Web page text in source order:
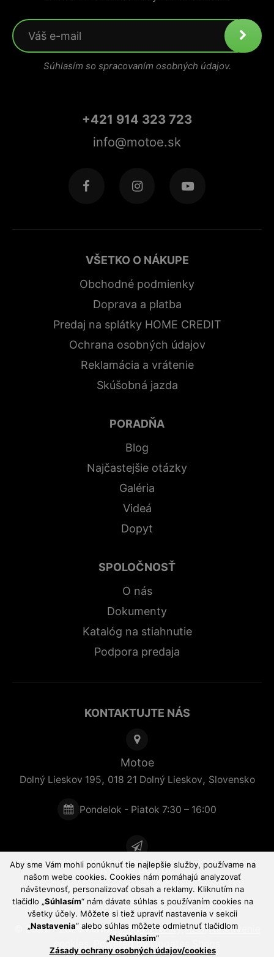
Súhlasím so spracovaním osobných údajov.
+421 914 323 723
info@motoe.sk
VŠETKO O NÁKUPE
Obchodné podmienky
Doprava a platba
Predaj na splátky HOME CREDIT
Ochrana osobných údajov
Reklamácia a vrátenie
Skúšobná jazda
PORADŇA
Blog
Najčastejšie otázky
Galéria
Videá
Dopyt
SPOLOČNOSŤ
O nás
Dokumenty
Katalóg na stiahnutie
Podpora predaja
KONTAKTUJTE NÁS
Motoe
Dolný Lieskov 195, 018 21 Dolný Lieskov, Slovensko
Pondelok - Piatok 7:30 – 16:00
Rýchla pomoc
© 2022 - 2026 Motoe,mapa stránky,RSS ,Nastavenie
Powered by Upgates Shops
Aby sme Vám mohli ponúknuť tie najlepšie služby, používame na
našom webe cookies. Cookies nám pomáhajú analyzovať
návštevnosť, personalizovať obsah a reklamy. Kliknutím na
tlačidlo „Súhlasím“ nám dávate súhlas s používaním cookies na
všetky účely. Môžete si tiež upraviť nastavenia v sekcii
„Nastavenia“ alebo súhlas môžete odmietnuť tlačidlom
„Nesúhlasím“
Zásady ochrany osobných údajov/cookies